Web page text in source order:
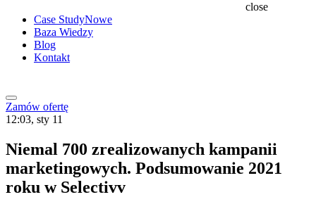
close
Case StudyNowe
Baza Wiedzy
Blog
Kontakt
Zamów ofertę
12:03, sty 11
Niemal 700 zrealizowanych kampanii
marketingowych. Podsumowanie 2021
roku w Selectivv